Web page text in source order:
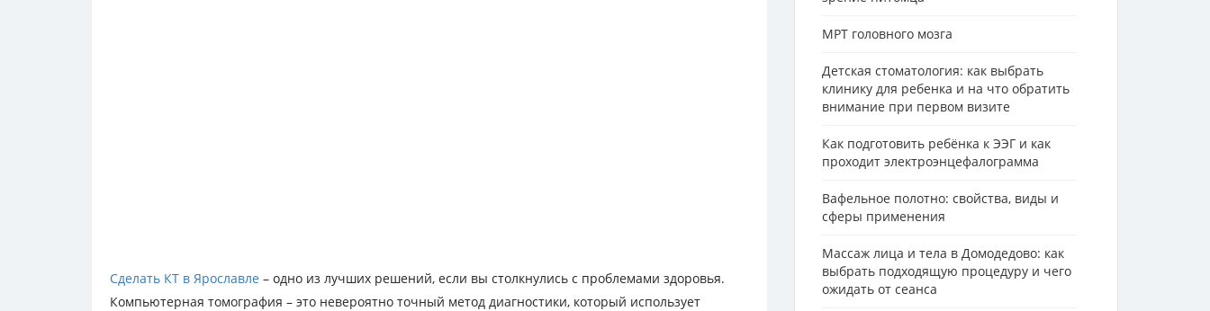
Сделать КТ в Ярославле – одно из лучших решений, если вы столкнулись с проблемами здоровья.
Компьютерная томография – это невероятно точный метод диагностики, который использует
МРТ головного мозга
Детская стоматология: как выбрать
клинику для ребенка и на что обратить
внимание при первом визите
Как подготовить ребёнка к ЭЭГ и как
проходит электроэнцефалограмма
Вафельное полотно: свойства, виды и
сферы применения
Массаж лица и тела в Домодедово: как
выбрать подходящую процедуру и чего
ожидать от сеанса